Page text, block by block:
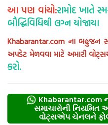
આ પણ વાંચો:રામોદ ખાતે
બૌદ્ધિવિધિથી લગ્ન યોજાયા
Khabarantar.com ના બહુજન
અપડેટ મેળવવા માટે અમારી
કરો.
Khabarantar.com
સમાચારોની નિયમિત
વોટ્સએપ ચેનલને